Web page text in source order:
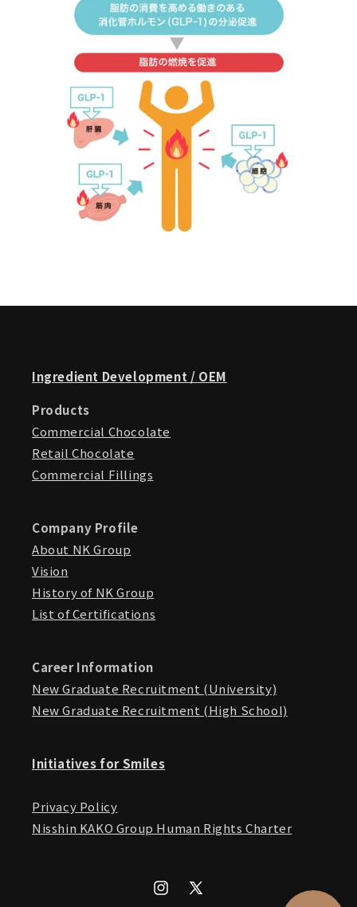
Ingredient Development / OEM
Products
Commercial Chocolate
Retail Chocolate
Commercial Fillings
Company Profile
About NK Group
Vision
History of NK Group
List of Certifications
Career Information
New Graduate Recruitment (University)
New Graduate Recruitment (High School)
Initiatives for Smiles
Privacy Policy
Nisshin KAKO Group Human Rights Charter
Instagram
X